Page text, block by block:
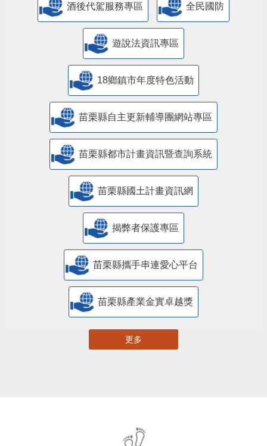
酒後代駕服務專區 全民國防
遊說法資訊專區
18鄉鎮市年度特色活動
苗栗縣自主更新輔導團網站專區
苗栗縣都市計畫資訊暨查詢系統
苗栗縣國土計畫資訊網
揭弊者保護專區
苗栗縣攜手串連愛心平台
苗栗縣產業金實卓越獎
更多